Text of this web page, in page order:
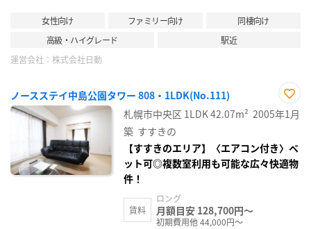
女性向け ファミリー向け
同棲向け
高級・ハイグレード
駅近
運営会社： 株式会社日動
ノースステイ中島公園タワー 808・1LDK(No.111)
お気
に入
札幌市中央区 1LDK42.07m² 2005年1月
築 すすきの
【すすきのエリア】〈エアコン付き〉ペ
ット可◎複数室利用も可能な広々快適物
件！
賃料
ロング
月額目安 128,700円～
初期費用他 44,000円～